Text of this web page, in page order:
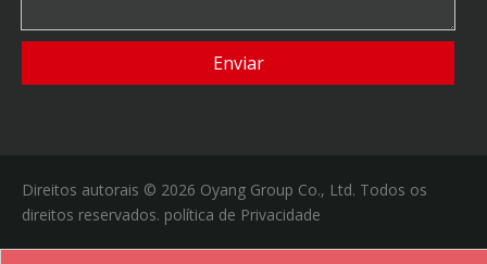
Enviar
Direitos autorais © 2026 Oyang Group Co., Ltd. Todos os
direitos reservados. política de Privacidade